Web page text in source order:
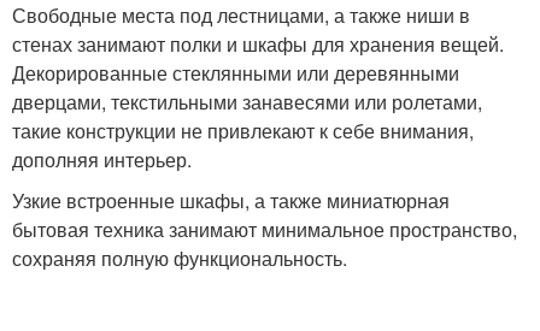
Свободные места под лестницами, а также ниши в
стенах занимают полки и шкафы для хранения вещей.
Декорированные стеклянными или деревянными
дверцами, текстильными занавесями или ролетами,
такие конструкции не привлекают к себе внимания,
дополняя интерьер.
Узкие встроенные шкафы, а также миниатюрная
бытовая техника занимают минимальное пространство,
сохраняя полную функциональность.